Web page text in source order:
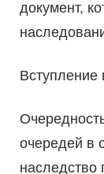
документ,
Вступление
очередей в
наследство